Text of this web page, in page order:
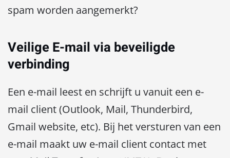
spam worden aangemerkt?
Veilige E-mail via beveiligde
verbinding
Een e-mail leest en schrijft u vanuit een e-
mail client (Outlook, Mail, Thunderbird,
Gmail website, etc). Bij het versturen van een
e-mail maakt uw e-mail client contact met